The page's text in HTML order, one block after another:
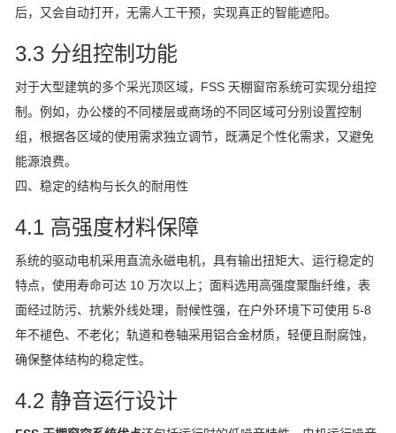
后，又会自动打开，无需人工干预，实现真正的智能遮阳。
3.3 分组控制功能
对于大型建筑的多个采光顶区域，FSS 天棚窗帘系统可实现分组控
制。例如，办公楼的不同楼层或商场的不同区域可分别设置控制
组，根据各区域的使用需求独立调节，既满足个性化需求，又避免
能源浪费。
四、稳定的结构与长久的耐用性
4.1 高强度材料保障
系统的驱动电机采用直流永磁电机，具有输出扭矩大、运行稳定的
特点，使用寿命可达 10 万次以上；面料选用高强度聚酯纤维，表
面经过防污、抗紫外线处理，耐候性强，在户外环境下可使用 5-8
年不褪色、不老化；轨道和卷轴采用铝合金材质，轻便且耐腐蚀，
确保整体结构的稳定性。
4.2 静音运行设计